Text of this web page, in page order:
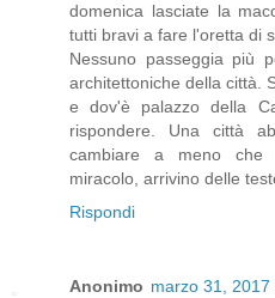
domenica lasciate la
tutti bravi a fare l'oretta di
Nessuno passeggia più
architettoniche della città.
e dov'è palazzo della
rispondere. Una città
cambiare a meno che
miracolo, arrivino delle
Rispondi
Anonimo marzo 31, 2017